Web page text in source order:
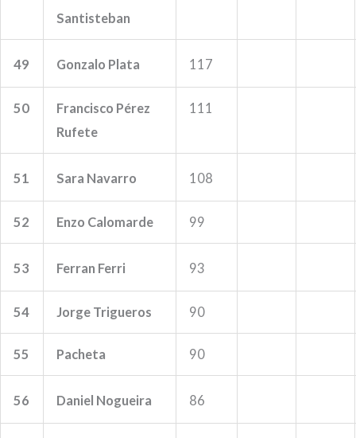
Santisteban
49 Gonzalo Plata 117
50
Francisco Pérez
Rufete
111
51 Sara Navarro 108
52 Enzo Calomarde 99
53 Ferran Ferri 93
54 Jorge Trigueros 90
55 Pacheta 90
56 Daniel Nogueira 86